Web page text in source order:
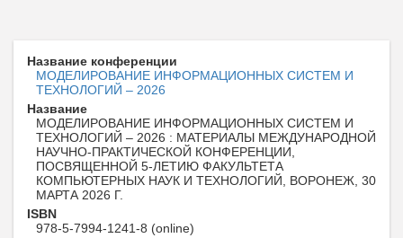
Название конференции
МОДЕЛИРОВАНИЕ ИНФОРМАЦИОННЫХ СИСТЕМ И
ТЕХНОЛОГИЙ – 2026
Название
МОДЕЛИРОВАНИЕ ИНФОРМАЦИОННЫХ СИСТЕМ И
ТЕХНОЛОГИЙ – 2026 : МАТЕРИАЛЫ МЕЖДУНАРОДНОЙ
НАУЧНО-ПРАКТИЧЕСКОЙ КОНФЕРЕНЦИИ,
ПОСВЯЩЕННОЙ 5-ЛЕТИЮ ФАКУЛЬТЕТА
КОМПЬЮТЕРНЫХ НАУК И ТЕХНОЛОГИЙ, ВОРОНЕЖ, 30
МАРТА 2026 Г.
ISBN
978-5-7994-1241-8 (online)